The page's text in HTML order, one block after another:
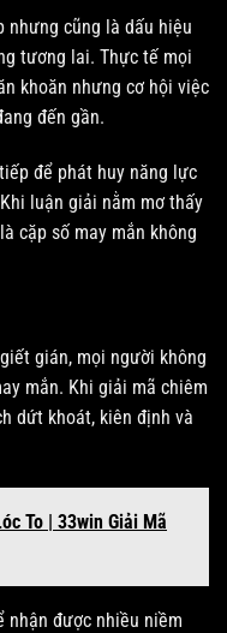
nhưng cũng là dấu hiệu
tương lai. Thực tế mọi
khoăn nhưng cơ hội việc
đến gần.
để phát huy năng lực
luận giải nằm mơ thấy
cặp số may mắn không
gián, mọi người không
mắn. Khi giải mã chiêm
dứt khoát, kiên định và
To | 33win Giải Mã
được nhiều niềm